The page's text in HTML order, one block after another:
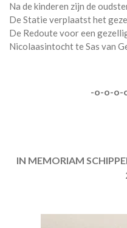
Na de kinderen zijn de
De Statie verplaatst het
De Redoute voor een
Nicolaasintocht te Sas van
-o-o-o-
IN MEMORIAM